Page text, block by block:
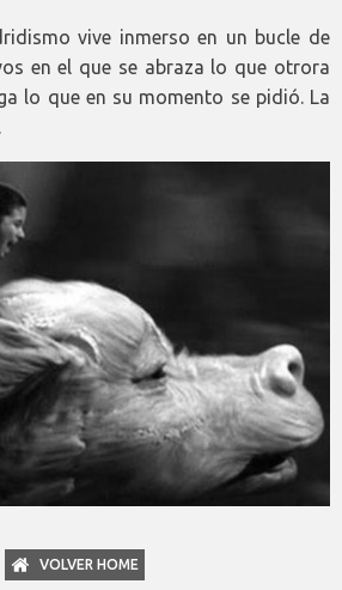
vive inmerso en un bucle de
en el que se abraza lo que otrora
lo que en su momento se pidió. La
VOLVER HOME